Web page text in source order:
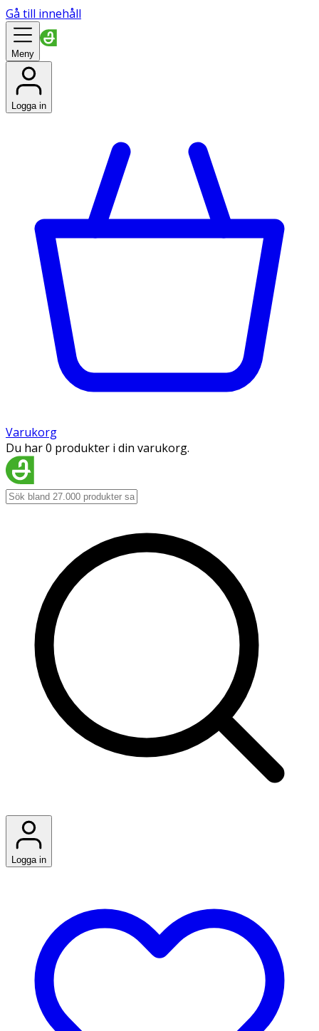
Gå till innehåll
Meny
Logga in
Varukorg
Du har 0 produkter i din varukorg.
Logga in